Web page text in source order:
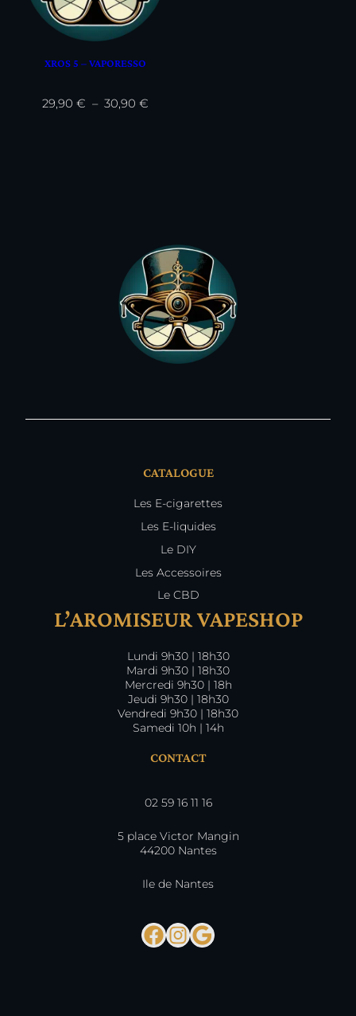
XROS 5 – VAPORESSO
29,90 € – 30,90 €Plage
CATALOGUE
Les E-cigarettes
Les E-liquides
Le DIY
Les Accessoires
Le CBD
L’AROMISEUR VAPESHOP
Lundi 9h30 | 18h30
Mardi 9h30 | 18h30
Mercredi 9h30 | 18h
Jeudi 9h30 | 18h30
Vendredi 9h30 | 18h30
Samedi 10h | 14h
CONTACT
02 59 16 11 16
5 place Victor Mangin
44200 Nantes
Ile de Nantes
Facebook
Instagram
Google